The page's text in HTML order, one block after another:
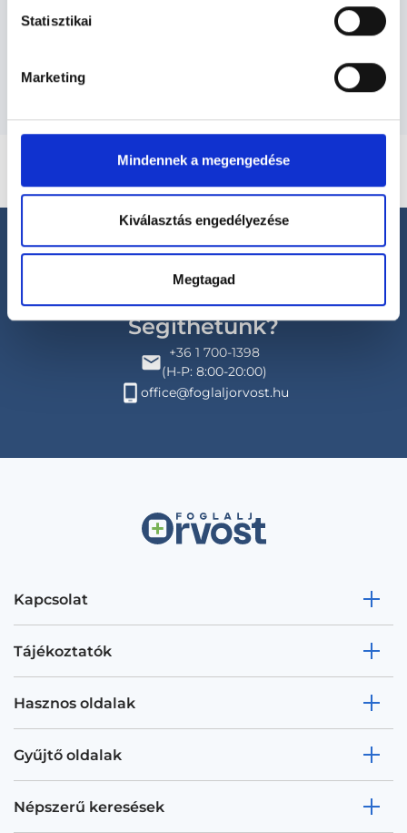
Statisztikai
Marketing
Mindennek a megengedése
Kiválasztás engedélyezése
Megtagad
Segíthetünk?
+36 1 700-1398
(H-P: 8:00-20:00)
office@foglaljorvost.hu
Kapcsolat
Tájékoztatók
Hasznos oldalak
Gyűjtő oldalak
Népszerű keresések